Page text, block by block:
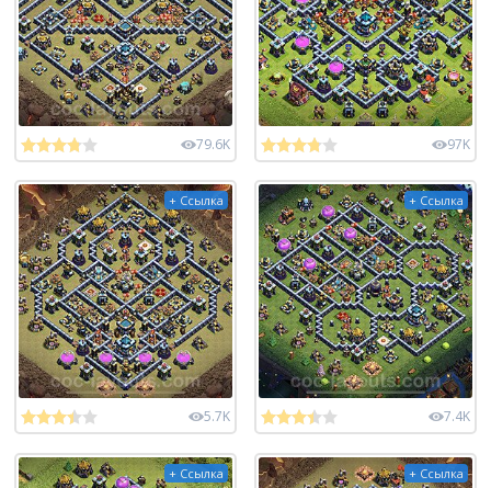
79.6K 97K
+ Ссылка
5.7K
+ Ссылка
7.4K
+ Ссылка + Ссылка